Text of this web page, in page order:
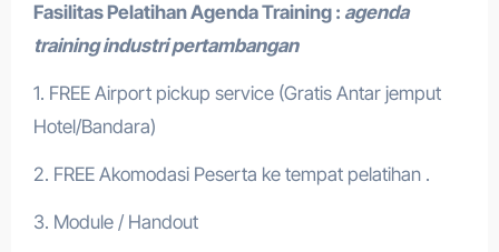
Fasilitas PelatihanAgenda Training : agenda
training industri pertambangan
1. FREE Airport pickup service (Gratis Antar jemput
Hotel/Bandara)
2. FREE Akomodasi Peserta ke tempat pelatihan .
3. Module / Handout